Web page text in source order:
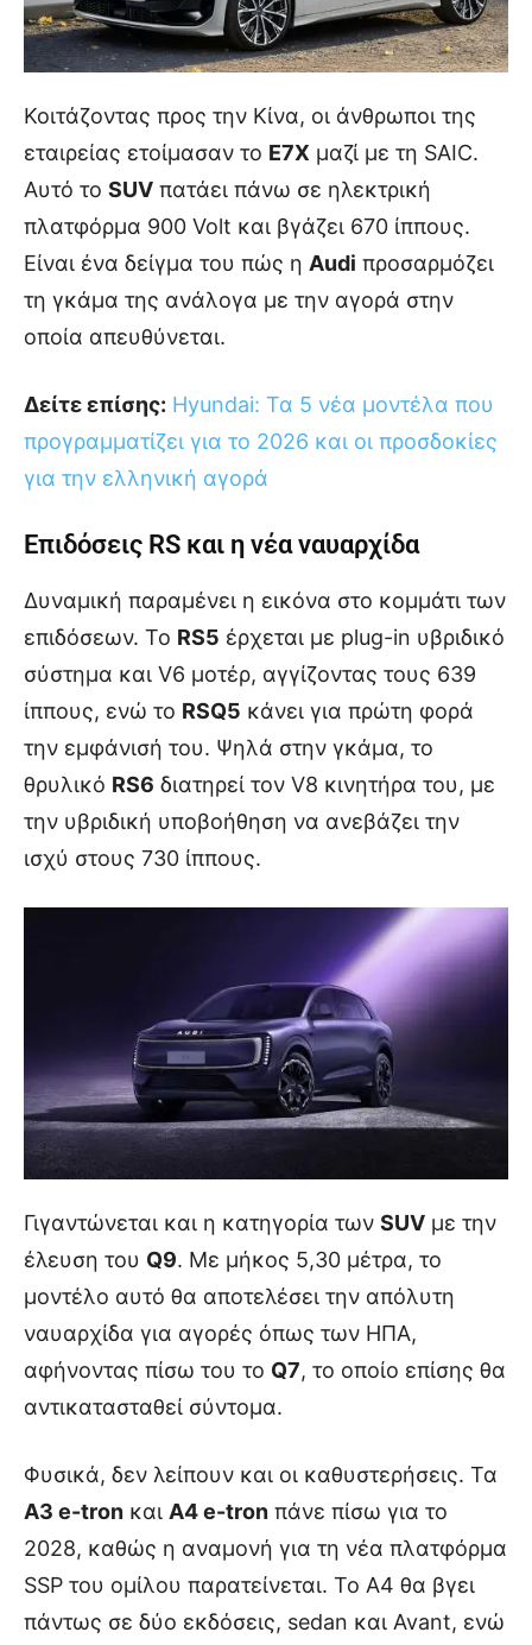
Κοιτάζοντας προς την Κίνα, οι άνθρωποι της
εταιρείας ετοίμασαν το E7X μαζί με τη SAIC.
Αυτό το SUV πατάει πάνω σε ηλεκτρική
πλατφόρμα 900 Volt και βγάζει 670 ίππους.
Είναι ένα δείγμα του πώς η Audi προσαρμόζει
τη γκάμα της ανάλογα με την αγορά στην
οποία απευθύνεται.
Δείτε επίσης: Hyundai: Τα 5 νέα μοντέλα που
προγραμματίζει για το 2026 και οι προσδοκίες
για την ελληνική αγορά
Επιδόσεις RS και η νέα ναυαρχίδα
Δυναμική παραμένει η εικόνα στο κομμάτι των
επιδόσεων. Το RS5 έρχεται με plug-in υβριδικό
σύστημα και V6 μοτέρ, αγγίζοντας τους 639
ίππους, ενώ το RSQ5 κάνει για πρώτη φορά
την εμφάνισή του. Ψηλά στην γκάμα, το
θρυλικό RS6 διατηρεί τον V8 κινητήρα του, με
την υβριδική υποβοήθηση να ανεβάζει την
ισχύ στους 730 ίππους.
Γιγαντώνεται και η κατηγορία των SUV με την
έλευση του Q9. Με μήκος 5,30 μέτρα, το
μοντέλο αυτό θα αποτελέσει την απόλυτη
ναυαρχίδα για αγορές όπως των ΗΠΑ,
αφήνοντας πίσω του το Q7, το οποίο επίσης θα
αντικατασταθεί σύντομα.
Φυσικά, δεν λείπουν και οι καθυστερήσεις. Τα
A3 e-tron και A4 e-tron πάνε πίσω για το
2028, καθώς η αναμονή για τη νέα πλατφόρμα
SSP του ομίλου παρατείνεται. Το A4 θα βγει
πάντως σε δύο εκδόσεις, sedan και Avant, ενώ